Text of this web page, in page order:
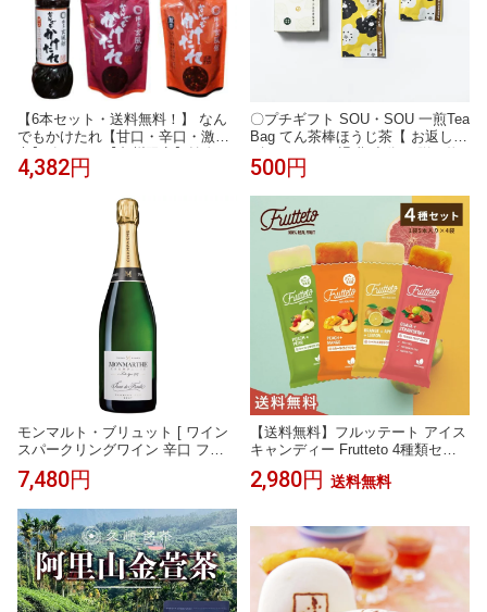
【6本セット・送料無料！】 なん
でもかけたれ【甘口・辛口・激
れ 坂上&指原のつぶれない店で紹
れ 焼肉 タレ 焼肉のたれ 万能 調味
料 手土産 ギフト プレゼント まと
4,382円
〇プチギフト SOU・SOU 一煎Tea
Bag てん茶棒ほうじ茶【 お返し
プレゼント おしゃれ かわいい お
ッグ お茶 日本茶 焙じ茶 ほうじ茶
茶 結婚祝い 引き出物 手土産 贈答
進物 職場 茶葉 クリスマス】
500円
モンマルト・ブリュット [ ワイン
スパークリングワイン 辛口 フラ
ンス シャンパーニュ ギフト 贈り
物 贈答品 プレゼント 手土産 おす
お礼 御中元 お中元 御歳暮 お歳暮
母の日 父の日 敬老の日 クリスマ
ス ]
7,480円
【送料無料】フルッテート アイス
キャンディー Frutteto 4種類セッ
ト 4袋(1袋＝40g×5個) フルーツキ
ャンディー ギフト 水不使用 砂糖
ー ピーチ＆ペアー アップル＆オ
レンジ＆レモン Fd009
2,980円 送料無料